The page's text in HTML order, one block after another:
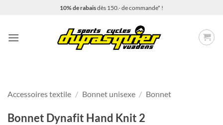
10% de rabaisdès 150.- de commande* !
Accessoires textile / Bonnet unisexe / Bonnet
Bonnet Dynafit Hand Knit 2